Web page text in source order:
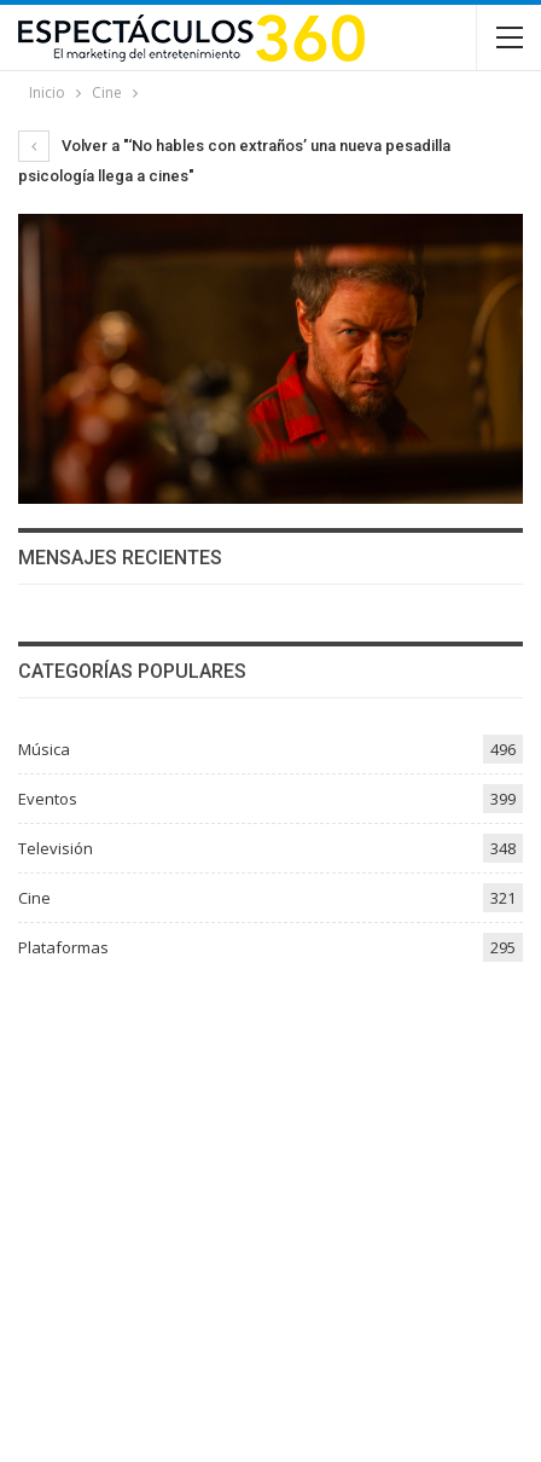
Inicio Cine
Volver a "‘No hables con extraños’ una nueva pesadilla
psicología llega a cines"
MENSAJES RECIENTES
CATEGORÍAS POPULARES
Música 496
Eventos 399
Televisión 348
Cine 321
Plataformas 295